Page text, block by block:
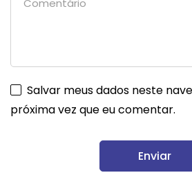
Salvar meus dados neste
próxima vez que eu comentar.